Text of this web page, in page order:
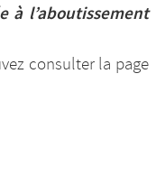
à l’aboutissement
consulter la page